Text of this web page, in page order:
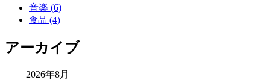
音楽 (6)
食品 (4)
アーカイブ
2026年8月